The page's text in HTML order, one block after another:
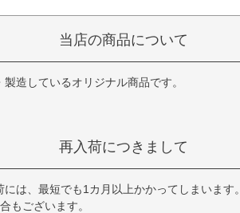
当店の商品について
造しているオリジナル商品です。
再入荷につきまして
は、最短でも1カ月以上かかってしまいます。
もございます。